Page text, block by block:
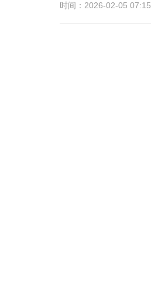
时间：2026-02-05 07:15